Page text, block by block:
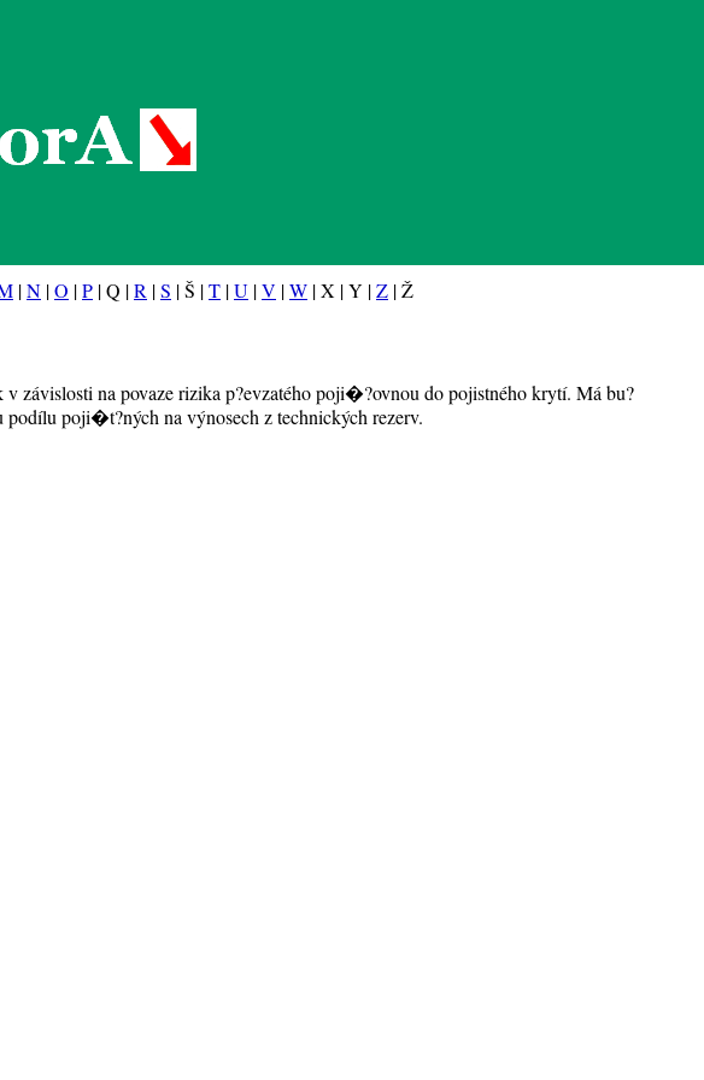
|N |O |P | Q |R |S | Š |T |U |V |W | X | Y |Z | Ž
na povaze rizika p?evzatého poji�?ovnou do pojistného krytí. Má bu?
poji�t?ných na výnosech z technických rezerv.